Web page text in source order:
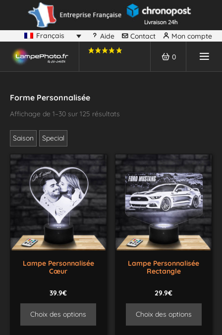
Français Aide Contact Mon compte
0
Forme Personnalisée
Affichage de 1–30 sur 125 résultats
Saison Special
Lampe Personnalisée
Cœur
39.9€
Choix des options
Lampe Personnalisée
Rectangle
29.9€
Choix des options